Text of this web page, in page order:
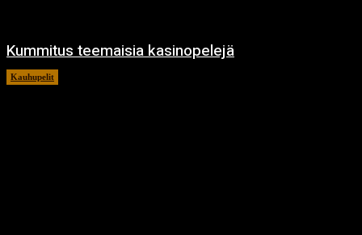
Kummitus teemaisia kasinopelejä
Kauhupelit